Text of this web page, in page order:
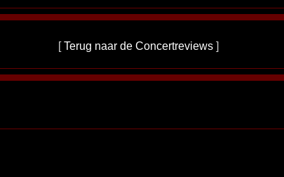
[Terug naar de Concertreviews]